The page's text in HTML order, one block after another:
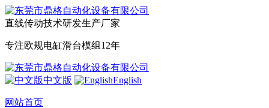
直线传动技术研发生产厂家
专注欧规电缸滑台模组12年
中文版 English
网站首页